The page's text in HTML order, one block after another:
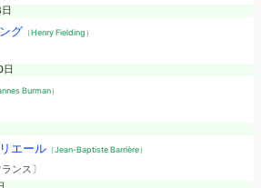
グ （Henry Fielding）
Burman）
エール（Jean-Baptiste Barrière）
ンス〕